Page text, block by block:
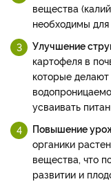
вещества
необходимы для
Улучшение
картофеля в
которые
усваивать
Повышение
органики
вещества, что
развитии и